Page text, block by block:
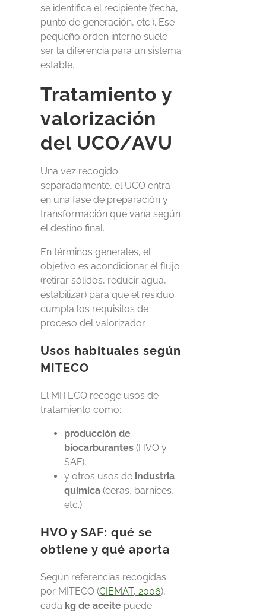
se identifica el recipiente (fecha,
punto de generación, etc.). Ese
pequeño orden interno suele
ser la diferencia para un sistema
estable.
Tratamiento y
valorización
del UCO/AVU
Una vez recogido
separadamente, el UCO entra
en una fase de preparación y
transformación que varía según
el destino final.
En términos generales, el
objetivo es acondicionar el flujo
(retirar sólidos, reducir agua,
estabilizar) para que el residuo
cumpla los requisitos de
proceso del valorizador.
Usos habituales según
MITECO
El MITECO recoge usos de
tratamiento como:
producción de
biocarburantes(HVO y
SAF),
y otros usos deindustria
química(ceras, barnices,
etc.).
HVO y SAF: qué se
obtiene y qué aporta
Según referencias recogidas
por MITECO (CIEMAT, 2006),
cada kg de aceitepuede